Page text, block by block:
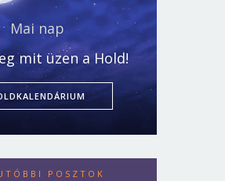
Mai nap
mit üzen a Hold!
POSZTOK